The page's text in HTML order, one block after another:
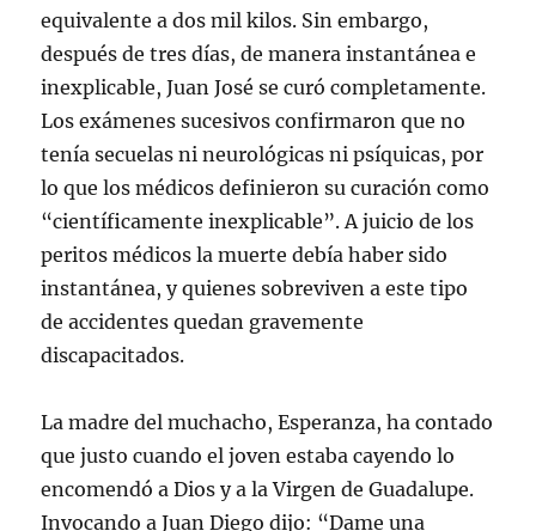
equivalente a dos mil kilos. Sin embargo,
después de tres días, de manera instantánea e
inexplicable, Juan José se curó completamente.
Los exámenes sucesivos confirmaron que no
tenía secuelas ni neurológicas ni psíquicas, por
lo que los médicos definieron su curación como
“científicamente inexplicable”. A juicio de los
peritos médicos la muerte debía haber sido
instantánea, y quienes sobreviven a este tipo
de accidentes quedan gravemente
discapacitados.
La madre del muchacho, Esperanza, ha contado
que justo cuando el joven estaba cayendo lo
encomendó a Dios y a la Virgen de Guadalupe.
Invocando a Juan Diego dijo: “Dame una